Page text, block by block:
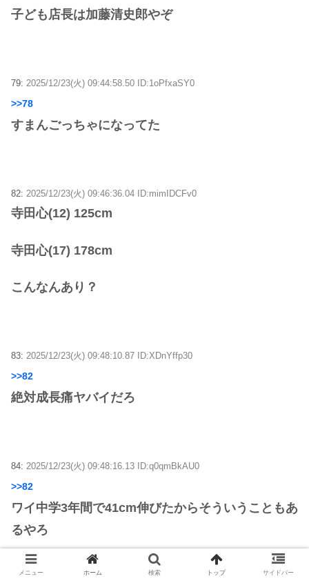
子ども店長は加藤清史郎やぞ
79: 2025/12/23(火) 09:44:58.50 ID:1oPfxaSY0
>>78
すまんごっちゃになってた
82: 2025/12/23(火) 09:46:36.04 ID:mimIDCFv0
寺田心(12) 125cm
寺田心(17) 178cm
こんなんあり？
83: 2025/12/23(火) 09:48:10.87 ID:XDnYffp30
>>82
絶対成長痛ヤバイだろ
84: 2025/12/23(火) 09:48:16.13 ID:q0qmBkAU0
>>82
ワイ中学3年間で41cm伸びたからそういうこともあ
るやろ
メニュー ホーム 検索 トップ サイドバー